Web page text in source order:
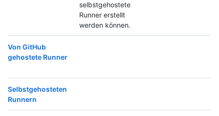
selbstgehostete
Runner erstellt
werden können.
Von GitHub
gehostete Runner
Selbstgehosteten
Runnern